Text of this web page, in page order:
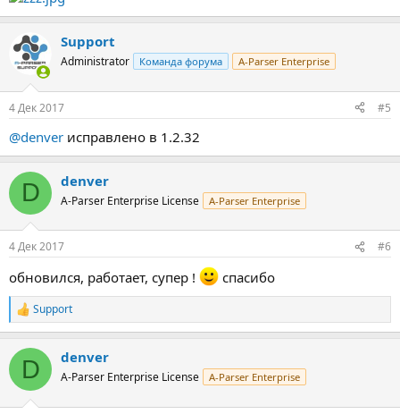
Support
Administrator Команда форума A-Parser Enterprise
4 Дек 2017 #5
@denver исправлено в 1.2.32
D denver
A-Parser Enterprise License A-Parser Enterprise
4 Дек 2017 #6
обновился, работает, супер ! спасибо
Р
е
к
и
Support
D denver
A-Parser Enterprise License A-Parser Enterprise